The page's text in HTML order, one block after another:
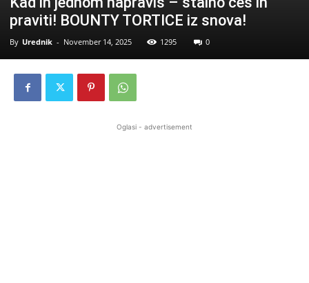
praviti! BOUNTY TORTICE iz snova!
By Urednik - November 14, 2025 1295 0
Oglasi - advertisement